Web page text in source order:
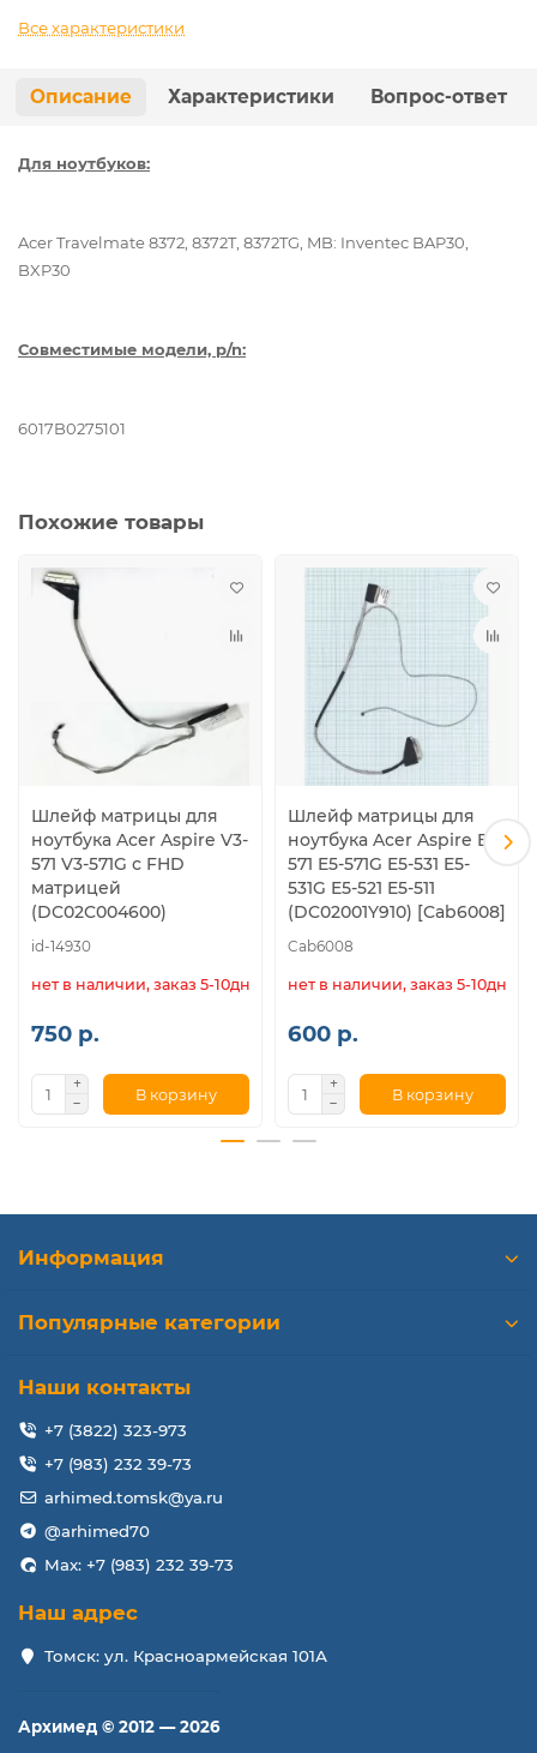
Все характеристики
Описание Характеристики Вопрос-ответ
Для ноутбуков:
Acer Travelmate 8372, 8372T, 8372TG, MB: Inventec BAP30,
BXP30
Совместимые модели, p/n:
6017B0275101
Похожие товары
Шлейф матрицы для
ноутбука Acer Aspire V3-
571 V3-571G с FHD
матрицей
(DC02C004600)
id-14930
нет в наличии, заказ 5-10дн.
750 р.
В корзину
Шлейф матрицы для
ноутбука Acer Aspire E5-
571 E5-571G E5-531 E5-
531G E5-521 E5-511
(DC02001Y910) [Cab6008]
Cab6008
нет в наличии, заказ 5-10дн.
600 р.
В корзину
Информация
Популярные категории
Наши контакты
+7 (3822) 323-973
+7 (983) 232 39-73
arhimed.tomsk@ya.ru
@arhimed70
Max: +7 (983) 232 39-73
Наш адрес
Томск: ул. Красноармейская 101А
Архимед © 2012 — 2026